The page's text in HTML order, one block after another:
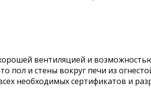
вентиляцией и
пол и стены вокруг печи из
необходимых сертификатов и